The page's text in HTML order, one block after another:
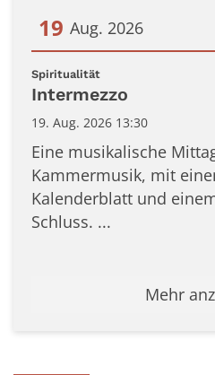
19 Aug. 2026
Datum: 19. August 2026
Spiritualität:
Intermezzo
19. Aug. 2026 13:30
Eine musikalische
Kammermusik, mit
Kalenderblatt und
Schluss. ...
Mehr